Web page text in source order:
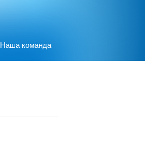
Наша команда